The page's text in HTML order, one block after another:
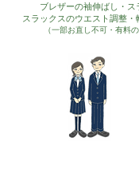
ブレザーの袖伸ばし・ス
スラックスのウエスト調整・
（一部お直し不可・有料